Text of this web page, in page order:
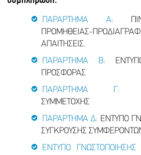
ΠΑΡΑΡΤΗΜΑ Α:
ΠΡΟΜΗΘΕΙΑΣ-
ΑΠΑΙΤΗΣΕΙΣ.
ΠΑΡΑΡΤΗΜΑ Β:
ΠΡΟΣΦΟΡΑΣ
ΠΑΡΑΡΤΗΜΑ Γ:
ΣΥΜΜΕΤΟΧΗΣ
ΠΑΡΑΡΤΗΜΑ Δ: ΕΝΤΥΠΟ
ΣΥΓΚΡΟΥΣΗΣ
ΕΝΤΥΠΟ ΓΝΩΣΤΟΠΟΙΗΣΗΣ